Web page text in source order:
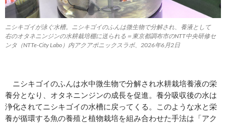
ニシキゴイが泳ぐ水槽。ニシキゴイのふんは微生物で分解され、養液として
右のオタネニンジンの水耕栽培棚に送られる＝東京都調布市のNTT中央研修セ
ンタ（NTTe-City Labo）内アクアポニックスラボ、2026年6月2日
ニシキゴイのふんは水中微生物で分解され水耕栽培養液の栄
養分となり、オタネニンジンの成長を促進。養分吸収後の水は
浄化されてニシキゴイの水槽に戻ってくる。このような水と栄
養が循環する魚の養殖と植物栽培を組み合わせた手法は「アク